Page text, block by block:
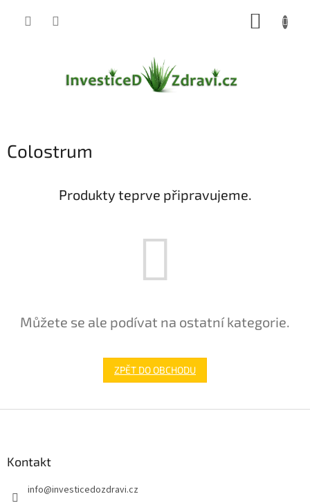
Colostrum
Produkty teprve připravujeme.
Můžete se ale podívat na ostatní kategorie.
ZPĚT DO OBCHODU
Kontakt
info@investicedozdravi.cz